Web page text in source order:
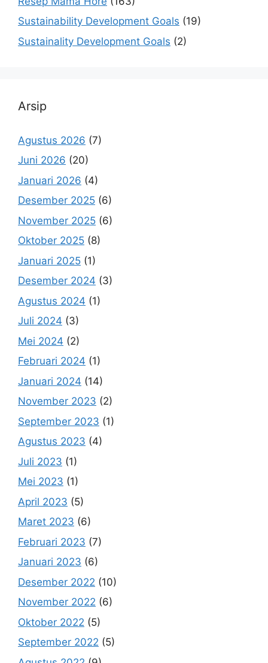
Sustainability Development Goals (19)
Sustainality Development Goals (2)
Arsip
Agustus 2026 (7)
Juni 2026 (20)
Januari 2026 (4)
Desember 2025 (6)
November 2025 (6)
Oktober 2025 (8)
Januari 2025 (1)
Desember 2024 (3)
Agustus 2024 (1)
Juli 2024 (3)
Mei 2024 (2)
Februari 2024 (1)
Januari 2024 (14)
November 2023 (2)
September 2023 (1)
Agustus 2023 (4)
Juli 2023 (1)
Mei 2023 (1)
April 2023 (5)
Maret 2023 (6)
Februari 2023 (7)
Januari 2023 (6)
Desember 2022 (10)
November 2022 (6)
Oktober 2022 (5)
September 2022 (5)